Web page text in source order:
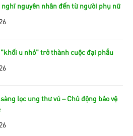
nguyên nhân đến từ người phụ nữ
u nhỏ" trở thành cuộc đại phẫu
lọc ung thư vú – Chủ động bảo vệ